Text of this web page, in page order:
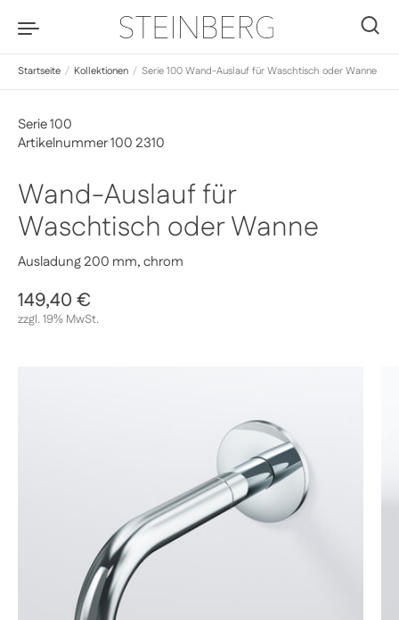
Startseite / Kollektionen / Serie 100 Wand-Auslauf für Waschtisch oder Wanne
Wand-Auslauf für
Waschtisch oder Wanne
Ausladung 200 mm, chrom
Serie 100
Artikelnummer 100 2310
Regulärer Preis
149,40 €
zzgl. 19% MwSt.